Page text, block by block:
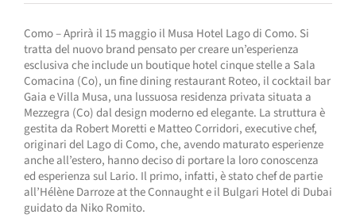
Como – Aprirà il 15 maggio il Musa Hotel Lago di Como. Si
tratta del nuovo brand pensato per creare un’esperienza
esclusiva che include un boutique hotel cinque stelle a Sala
Comacina (Co), un fine dining restaurant Roteo, il cocktail bar
Gaia e Villa Musa, una lussuosa residenza privata situata a
Mezzegra (Co) dal design moderno ed elegante. La struttura è
gestita da Robert Moretti e Matteo Corridori, executive chef,
originari del Lago di Como, che, avendo maturato esperienze
anche all’estero, hanno deciso di portare la loro conoscenza
ed esperienza sul Lario. Il primo, infatti, è stato chef de partie
all’Hélène Darroze at the Connaught e il Bulgari Hotel di Dubai
guidato da Niko Romito.